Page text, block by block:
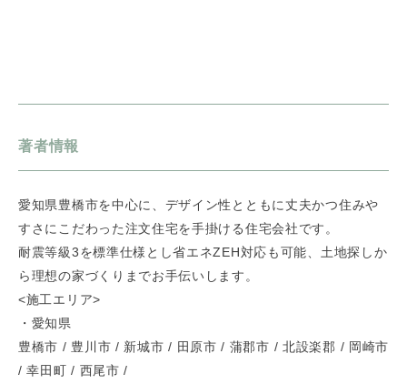
著者情報
愛知県豊橋市を中心に、デザイン性とともに丈夫かつ住みや
すさにこだわった注文住宅を手掛ける住宅会社です。
耐震等級3を標準仕様とし省エネZEH対応も可能、土地探しか
ら理想の家づくりまでお手伝いします。
<施工エリア>
・愛知県
豊橋市 / 豊川市 / 新城市 / 田原市 / 蒲郡市 / 北設楽郡 / 岡崎市
/ 幸田町 / 西尾市 /